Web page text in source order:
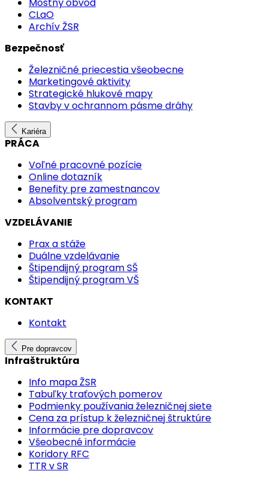
CLaO
Archív ŽSR
Bezpečnosť
Železničné priecestia všeobecne
Marketingové aktivity
Strategické hlukové mapy
Stavby v ochrannom pásme dráhy
Kariéra
PRÁCA
Voľné pracovné pozície
Online dotazník
Benefity pre zamestnancov
Absolventský program
VZDELÁVANIE
Prax a stáže
Duálne vzdelávanie
Štipendijný program SŠ
Štipendijný program VŠ
KONTAKT
Kontakt
Pre dopravcov
Infraštruktúra
Info mapa ŽSR
Tabuľky traťových pomerov
Podmienky používania železničnej siete
Cena za prístup k železničnej štruktúre
Informácie pre dopravcov
Všeobecné informácie
Koridory RFC
TTR v SR